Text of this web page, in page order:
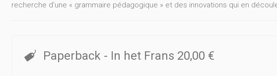
recherche d’une « grammaire pédagogique » et des innovations qui en
Paperback - In het Frans 20,00 €